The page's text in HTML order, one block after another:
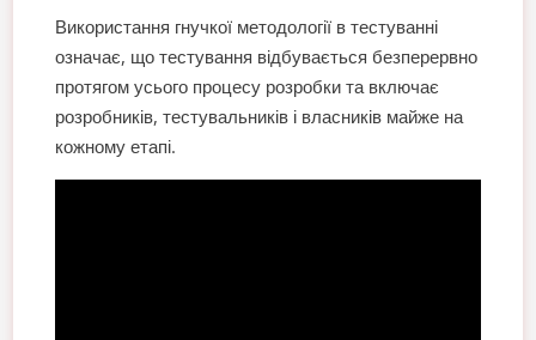
Використання гнучкої методології в тестуванні
означає, що тестування відбувається безперервно
протягом усього процесу розробки та включає
розробників, тестувальників і власників майже на
кожному етапі.